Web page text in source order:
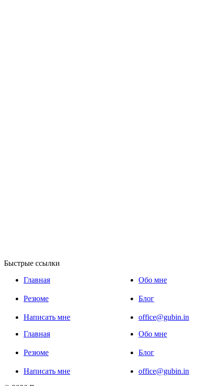
Быстрые ссылки
Главная
Обо мне
Резюме Блог
Написать мне
office@gubin.in
Главная
Обо мне
Резюме Блог
Написать мне
office@gubin.in